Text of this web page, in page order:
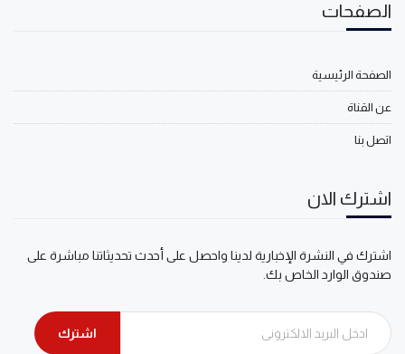
الصفحات
الصفحة الرئيسية
عن القناة
اتصل بنا
اشترك الان
اشترك في النشرة الإخبارية لدينا واحصل على أحدث تحديثاتنا مباشرة على
صندوق الوارد الخاص بك.
اشترك